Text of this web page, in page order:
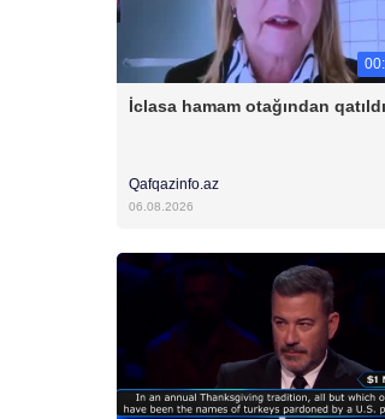
İclasa hamam otağından qatıldı
Qafqazinfo.az
06.08.2026